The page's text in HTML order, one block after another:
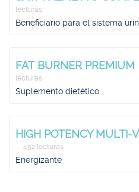
lecturas
Beneficiario para el sistema
FAT BURNER PREMIUM
lecturas
Suplemento dietético
HIGH POTENCY MULTI-
452 lecturas
Energizante